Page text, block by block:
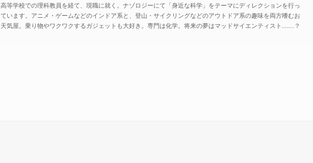
高等学校での理科教員を経て、現職に就く。ナゾロジーにて「身近な科学」をテーマにディレクションを行っ
ています。アニメ・ゲームなどのインドア系と、登山・サイクリングなどのアウトドア系の趣味を両方嗜むお
天気屋。乗り物やワクワクするガジェットも大好き。専門は化学。将来の夢はマッドサイエンティスト……？